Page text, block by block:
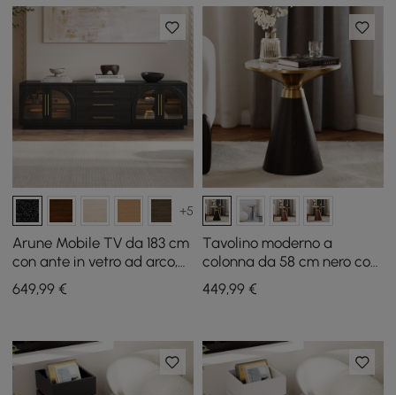
+5
Arune Mobile TV da 183 cm
con ante in vetro ad arco,
vano contenitore e LED
649,99 €
Tavolino moderno a
colonna da 58 cm nero con
piano in pietra sinterizzata
449,99€